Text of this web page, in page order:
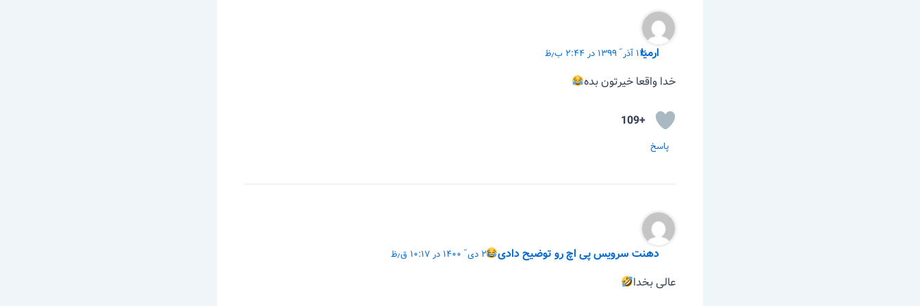
ارمیا۱۳ آذر ّ ۱۳۹۹ در ۲:۴۴ ب٫ظ
خدا واقعا خیرتون بده
+109
پاسخ
دهنت سرویس پی اچ رو توضیح دادی ۲۱ دی ّ ۱۴۰۰ در ۱۰:۱۷ ق٫ظ
عالی بخدا